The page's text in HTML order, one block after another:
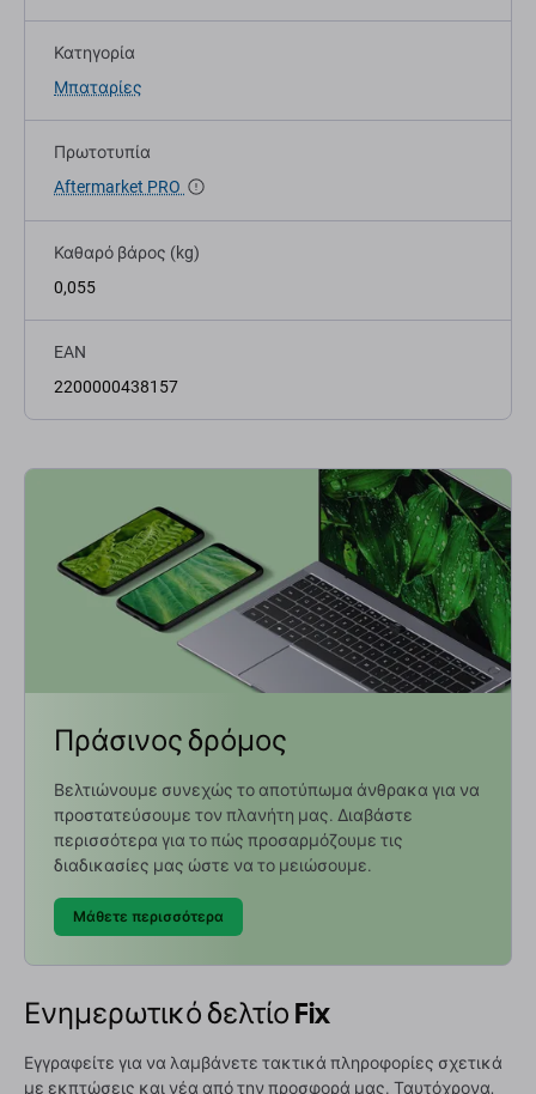
Κατηγορία
Μπαταρίες
Πρωτοτυπία
Aftermarket PRO
Καθαρό βάρος (kg)
0,055
EAN
2200000438157
Πράσινος δρόμος
Βελτιώνουμε συνεχώς το αποτύπωμα άνθρακα για να
προστατεύσουμε τον πλανήτη μας. Διαβάστε
περισσότερα για το πώς προσαρμόζουμε τις
διαδικασίες μας ώστε να το μειώσουμε.
Μάθετε περισσότερα
Ενημερωτικό δελτίο Fix
Εγγραφείτε για να λαμβάνετε τακτικά πληροφορίες σχετικά
με εκπτώσεις και νέα από την προσφορά μας. Ταυτόχρονα,